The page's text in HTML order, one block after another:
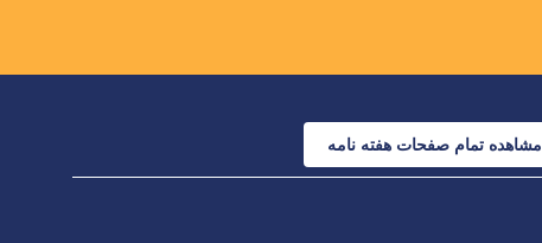
مشاهده تمام صفحات هفته نامه